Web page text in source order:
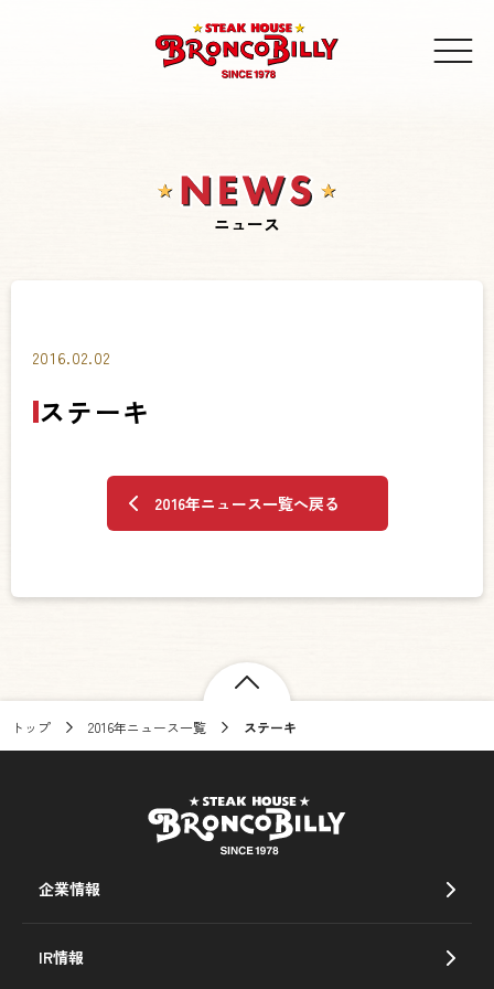
ニュース
2016.02.02
ステーキ
2016年ニュース一覧へ戻る
トップ 2016年ニュース一覧 ステーキ
企業情報
IR情報